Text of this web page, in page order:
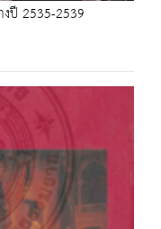
ปี 2535-2539